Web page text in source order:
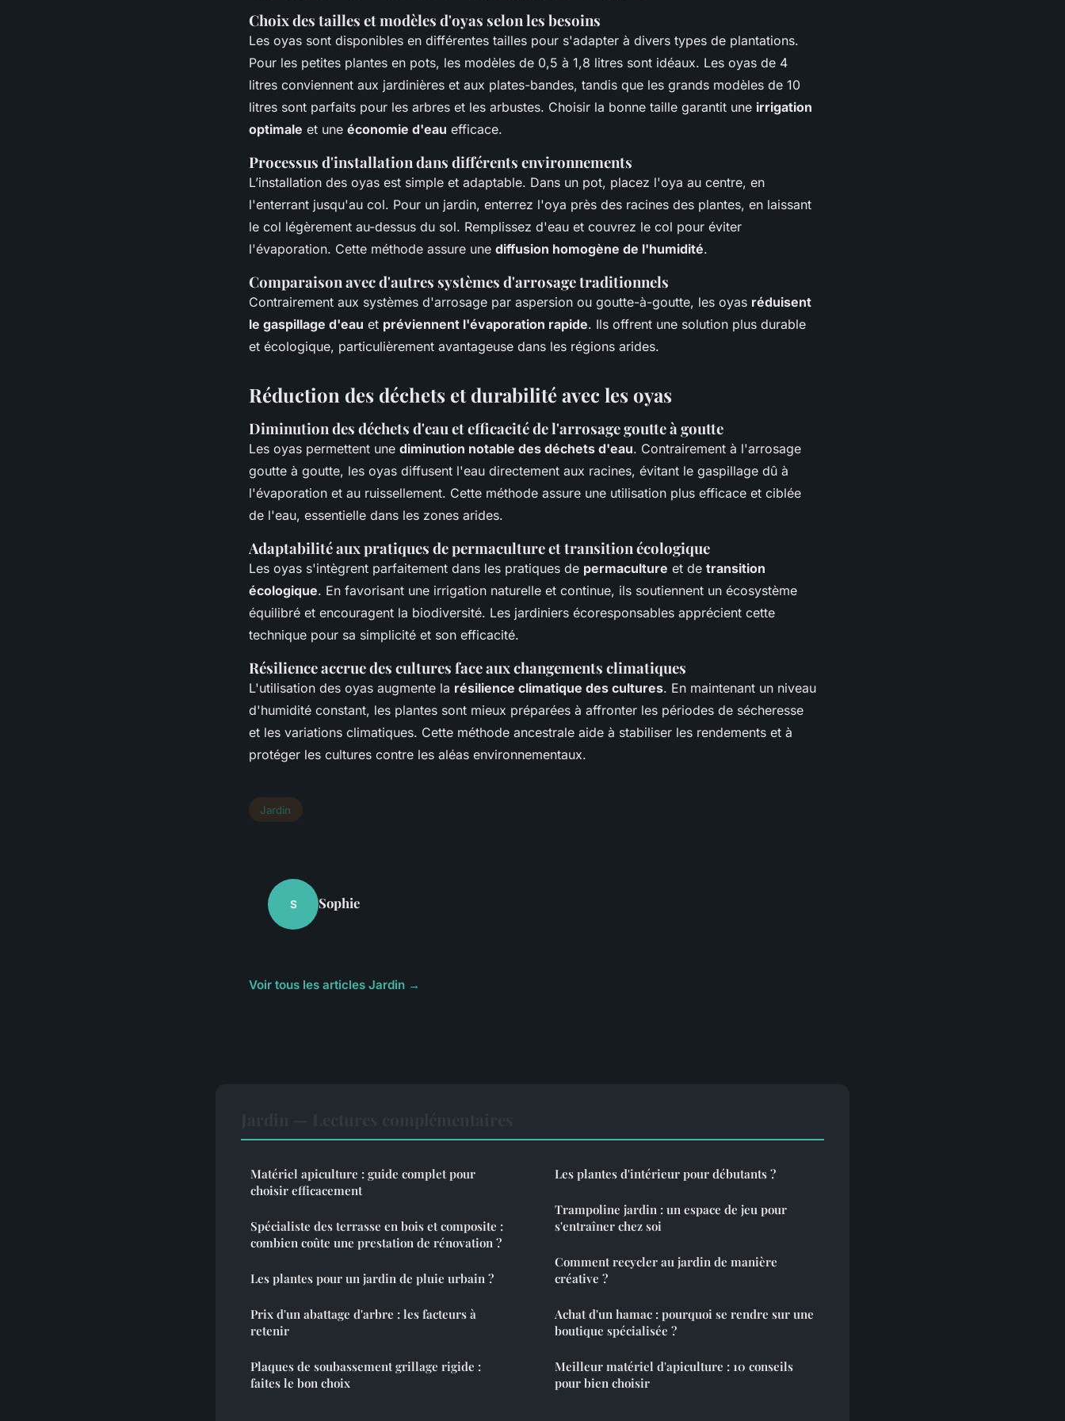
Choix des tailles et modèles d'oyas selon les besoins
Les oyas sont disponibles en différentes tailles pour s'adapter à divers types de plantations.
Pour les petites plantes en pots, les modèles de 0,5 à 1,8 litres sont idéaux. Les oyas de 4
litres conviennent aux jardinières et aux plates-bandes, tandis que les grands modèles de 10
litres sont parfaits pour les arbres et les arbustes. Choisir la bonne taille garantit une irrigation
optimale et une économie d'eau efficace.
Processus d'installation dans différents environnements
L’installation des oyas est simple et adaptable. Dans un pot, placez l'oya au centre, en
l'enterrant jusqu'au col. Pour un jardin, enterrez l'oya près des racines des plantes, en laissant
le col légèrement au-dessus du sol. Remplissez d'eau et couvrez le col pour éviter
l'évaporation. Cette méthode assure une diffusion homogène de l'humidité.
Comparaison avec d'autres systèmes d'arrosage traditionnels
Contrairement aux systèmes d'arrosage par aspersion ou goutte-à-goutte, les oyas réduisent
le gaspillage d'eau et préviennent l'évaporation rapide. Ils offrent une solution plus durable
et écologique, particulièrement avantageuse dans les régions arides.
Réduction des déchets et durabilité avec les oyas
Diminution des déchets d'eau et efficacité de l'arrosage goutte à goutte
Les oyas permettent une diminution notable des déchets d'eau. Contrairement à l'arrosage
goutte à goutte, les oyas diffusent l'eau directement aux racines, évitant le gaspillage dû à
l'évaporation et au ruissellement. Cette méthode assure une utilisation plus efficace et ciblée
de l'eau, essentielle dans les zones arides.
Adaptabilité aux pratiques de permaculture et transition écologique
Les oyas s'intègrent parfaitement dans les pratiques de permaculture et de transition
écologique. En favorisant une irrigation naturelle et continue, ils soutiennent un écosystème
équilibré et encouragent la biodiversité. Les jardiniers écoresponsables apprécient cette
technique pour sa simplicité et son efficacité.
Résilience accrue des cultures face aux changements climatiques
L'utilisation des oyas augmente la résilience climatique des cultures. En maintenant un niveau
d'humidité constant, les plantes sont mieux préparées à affronter les périodes de sécheresse
et les variations climatiques. Cette méthode ancestrale aide à stabiliser les rendements et à
protéger les cultures contre les aléas environnementaux.
Jardin
S Sophie
Voir tous les articles Jardin →
Matériel apiculture : guide complet pour
choisir efficacement
Spécialiste des terrasse en bois et composite :
combien coûte une prestation de rénovation ?
Les plantes pour un jardin de pluie urbain ?
Prix d'un abattage d'arbre : les facteurs à
retenir
Plaques de soubassement grillage rigide :
faites le bon choix
Les plantes d'intérieur pour débutants ?
Trampoline jardin : un espace de jeu pour
s'entraîner chez soi
Comment recycler au jardin de manière
créative ?
Achat d'un hamac : pourquoi se rendre sur une
boutique spécialisée ?
Meilleur matériel d'apiculture : 10 conseils
pour bien choisir